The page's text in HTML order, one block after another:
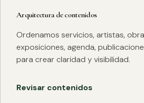
Arquitectura de contenidos
Ordenamos servicios, artistas,
exposiciones, agenda,
para crear claridad y visibilidad.
Revisar contenidos